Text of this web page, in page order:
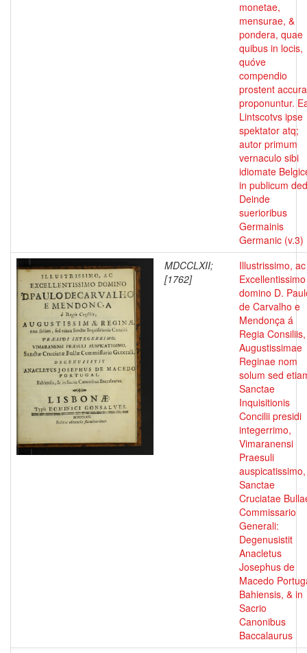
monetae,
mensurae, &
pondera, quae
quibus in locis,
quóve
compendio
prostent
proponuntur.
Lintscotvs ipse
spektator atq;
autor primum
vernaculo sibi
idiomate
in publicum
Deinde
suerioribus
Germainis
Germanic (v.3)
MDCCLXII;
[1762]
Illustrissimo, ac
Excellentissimo
domino D.
de Carvalho e
Mendonça á
Regia Consiliis,
Augustissimae
Reginae nom
solum sed
Sanctae
Inquisitionis
Concilii presidi
integerrimo,
Vimaranensi
Praesuli
auspicatissimo,
Sanctae
Cruciatae
Commissario
Generali:
Degenusistit
Anacletus
Josephus de
Macedo
Bahiensis, & in
Sacrio
Canonibus
Baccalaurus